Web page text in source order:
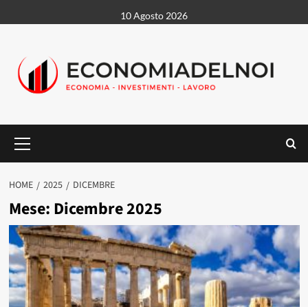
al
10 Agosto 2026
principale
HOME 2025 DICEMBRE
Mese: Dicembre 2025